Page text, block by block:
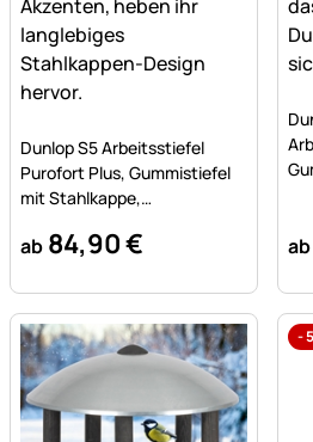
Noch keine Bewertungen
Dunlop S5 Arbeitsstiefel
Purofort Plus, Gummistiefel
mit Stahlkappe,
ab 84,90€ ab
-